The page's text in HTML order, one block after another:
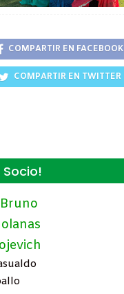
COMPARTIR EN FACEBOOK
COMPARTIR EN TWITTER
Socio!